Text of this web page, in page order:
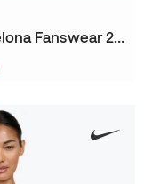
Duge hlače FC Barcelona Fanswear 2025-2026 Žene